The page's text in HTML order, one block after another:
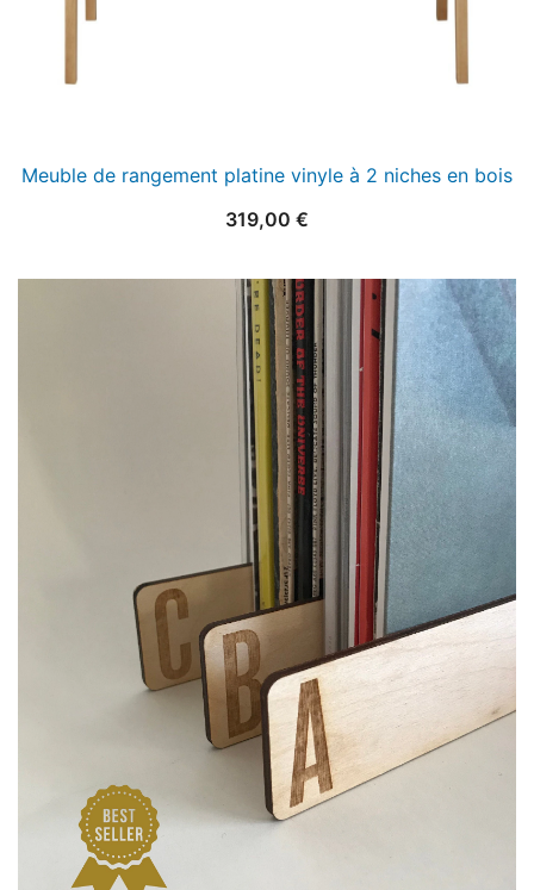
Meuble de rangement platine vinyle à 2 niches en bois
319,00 €